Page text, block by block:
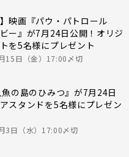
映画『パウ・パトロール
ー』が7月24日公開！オリジ
を5名様にプレゼント
15日（金）17:00〆切
魚の島のひみつ』が7月24日
スタンドを5名様にプレゼン
3日（水）17:00〆切